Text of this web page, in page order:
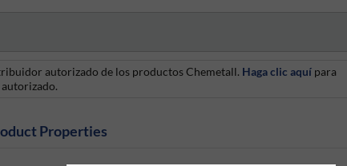
autorizado de los productos Chemetall. Haga clic aquí para
Properties